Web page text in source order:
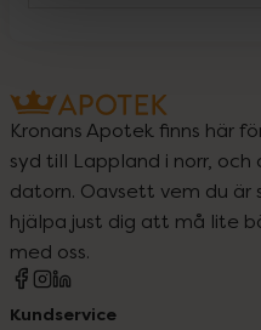
Kronans Apotek finns här
syd till Lappland i norr, och
datorn. Oavsett vem du
hjälpa just dig att må lite
med oss.
Kundservice